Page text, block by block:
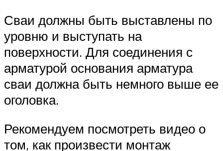
Сваи должны быть выставлены по
уровню и выступать на
поверхности. Для соединения с
арматурой основания арматура
сваи должна быть немного выше ее
оголовка.
Рекомендуем посмотреть видео о
том, как произвести монтаж